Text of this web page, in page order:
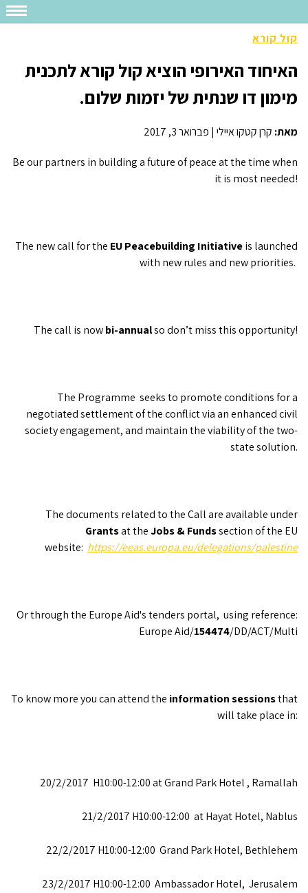
קול קורא
האיחוד האירופי הוציא קול קורא לתכנית
מימון דו שנתית של יזמות שלום.
מאת: קרן קטקו איילי | פברואר 3, 2017
Be our partners in building a future of peace at the time when
it is most needed!
The new call for the EU Peacebuilding Initiativeis launched
with new rules and new priorities.
The call is nowbi-annualso don’t miss this opportunity!
The Programme seeks to promote conditions for a
negotiated settlement of the conflict via an enhanced civil
society engagement, and maintain the viability of the two-
state solution.
The documents related to the Call are available under
Grantsat theJobs & Fundssection of the EU
website: https://eeas.europa.eu/delegations/palestine
Or through the Europe Aid's tenders portal, using reference:
Europe Aid/154474/DD/ACT/Multi
To know more you can attend the information sessionsthat
will take place in:
20/2/2017 H10:00-12:00 at Grand Park Hotel , Ramallah
21/2/2017 H10:00-12:00 at Hayat Hotel, Nablus
22/2/2017 H10:00-12:00 Grand Park Hotel, Bethlehem
23/2/2017 H10:00-12:00 Ambassador Hotel, Jerusalem